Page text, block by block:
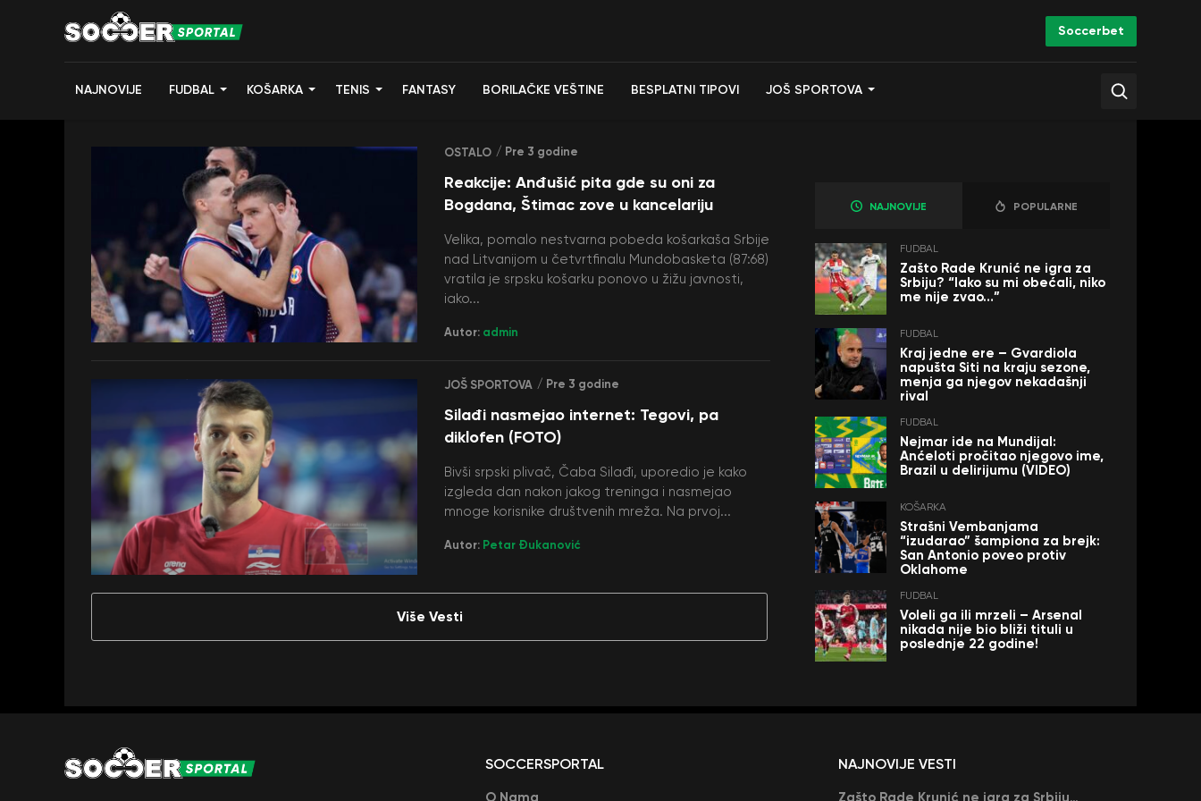
Soccerbet
NAJNOVIJE FUDBAL KOŠARKA TENIS FANTASY BORILAČKE VEŠTINE BESPLATNI TIPOVI JOŠ SPORTOVA
OSTALO / Pre 3 godine
Reakcije: Anđušić pita gde su oni za
Bogdana, Štimac zove u kancelariju
Velika, pomalo nestvarna pobeda košarkaša Srbije
nad Litvanijom u četvrtfinalu Mundobasketa (87:68)
vratila je srpsku košarku ponovo u žižu javnosti,
iako...
Autor: admin
JOŠ SPORTOVA / Pre 3 godine
Silađi nasmejao internet: Tegovi, pa
diklofen (FOTO)
Bivši srpski plivač, Čaba Silađi, uporedio je kako
izgleda dan nakon jakog treninga i nasmejao
mnoge korisnike društvenih mreža. Na prvoj...
Autor: Petar Đukanović
Više Vesti
NAJNOVIJE POPULARNE
FUDBAL
Zašto Rade Krunić ne igra za
Srbiju? “Iako su mi obećali, niko
me nije zvao…”
FUDBAL
Kraj jedne ere – Gvardiola
napušta Siti na kraju sezone,
menja ga njegov nekadašnji
rival
FUDBAL
Nejmar ide na Mundijal:
Anćeloti pročitao njegovo ime,
Brazil u delirijumu (VIDEO)
KOŠARKA
Strašni Vembanjama
“izudarao” šampiona za brejk:
San Antonio poveo protiv
Oklahome
FUDBAL
Voleli ga ili mrzeli – Arsenal
nikada nije bio bliži tituli u
poslednje 22 godine!
SOCCERSPORTAL
O Nama
NAJNOVIJE VESTI
Zašto Rade Krunić ne igra za Srbiju? “Iako su mi obećali, niko me nije zvao…”